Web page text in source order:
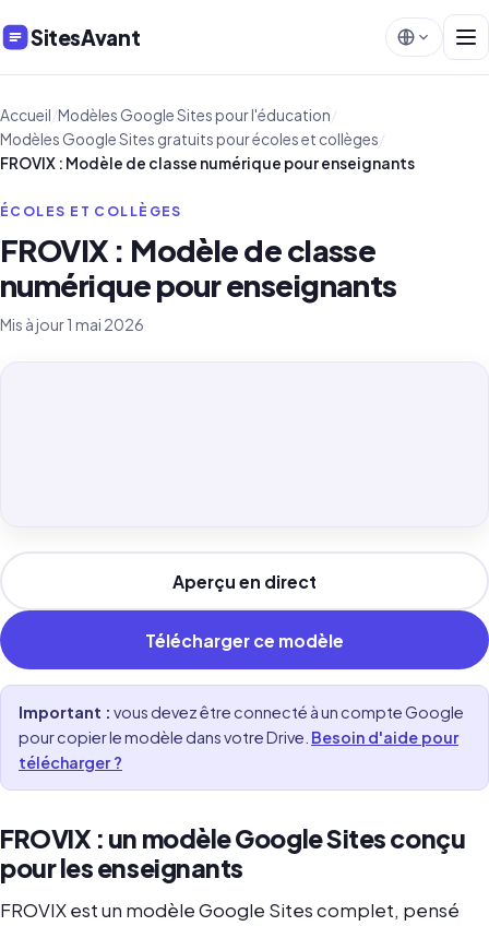
SitesAvant
Accueil/Modèles Google Sites pour l'éducation/
Modèles Google Sites gratuits pour écoles et collèges/
FROVIX : Modèle de classe numérique pour enseignants
ÉCOLES ET COLLÈGES
FROVIX : Modèle de classe
numérique pour enseignants
Mis à jour 1 mai 2026
Aperçu en direct
Télécharger ce modèle
Important : vous devez être connecté à un compte Google
pour copier le modèle dans votre Drive. Besoin d'aide pour
télécharger ?
FROVIX : un modèle Google Sites conçu
pour les enseignants
FROVIX est un modèle Google Sites complet, pensé